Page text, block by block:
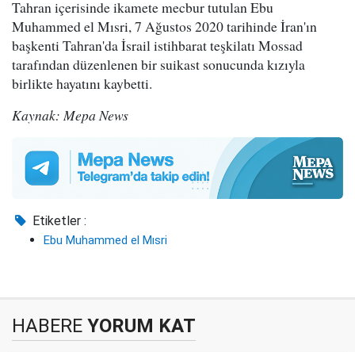
Tahran içerisinde ikamete mecbur tutulan Ebu
Muhammed el Mısri, 7 Ağustos 2020 tarihinde İran'ın
başkenti Tahran'da İsrail istihbarat teşkilatı Mossad
tarafından düzenlenen bir suikast sonucunda kızıyla
birlikte hayatını kaybetti.
Kaynak: Mepa News
Etiketler :
Ebu Muhammed el Mısri
HABERE YORUM KAT